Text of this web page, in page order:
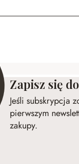
Zapisz się
Jeśli subskrypcja
pierwszym
zakupy.